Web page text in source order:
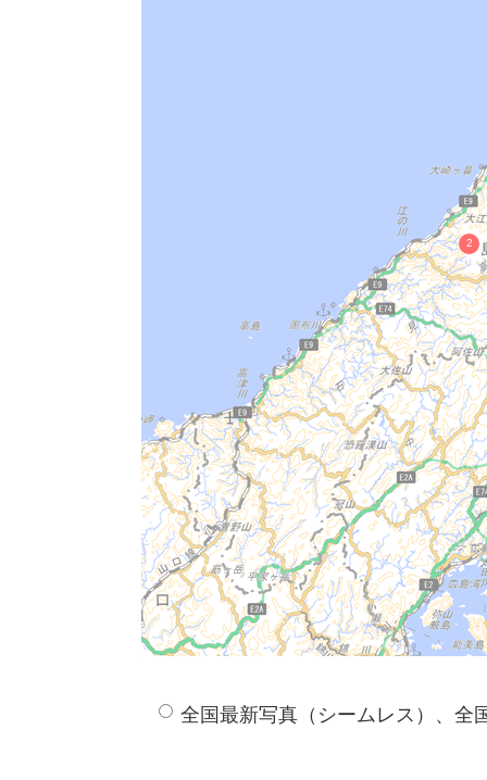
全国最新写真（シームレス）、全